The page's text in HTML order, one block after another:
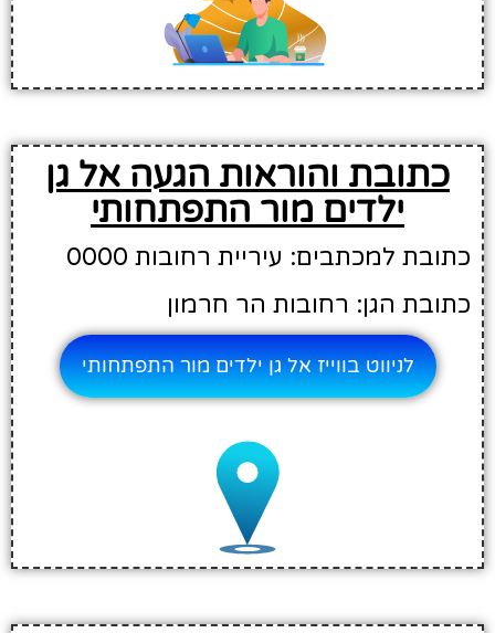
כתובת והוראות הגעה אל גן
ילדים מור התפתחותי
כתובת למכתבים: עיריית רחובות 0000
כתובת הגן: רחובות הר חרמון
לניווט בווייז אל גן ילדים מור התפתחותי